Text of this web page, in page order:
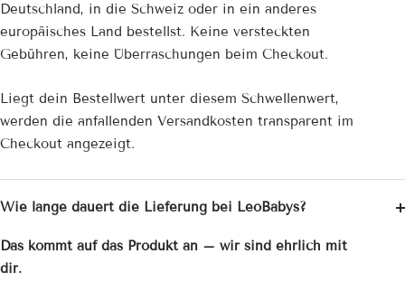
Deutschland, in die Schweiz oder in ein anderes
europäisches Land bestellst. Keine versteckten
Gebühren, keine Überraschungen beim Checkout.
Liegt dein Bestellwert unter diesem Schwellenwert,
werden die anfallenden Versandkosten transparent im
Checkout angezeigt.
Wie lange dauert die Lieferung bei LeoBabys?
Das kommt auf das Produkt an – wir sind ehrlich mit
dir.